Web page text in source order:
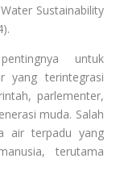
Sustainability
untuk
yang terintegrasi
parlementer,
muda. Salah
air terpadu yang
terutama